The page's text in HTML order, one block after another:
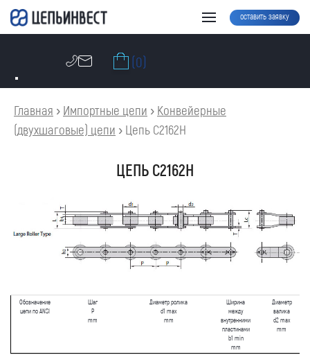
оставить заявку
(0)
Главная › Импортные цепи › Конвейерные
(двухшаговые) цепи › Цепь C2162H
ЦЕПЬ C2162H
Обозначение
цепи по ANSI
Шаг
P
mm
Диаметр ролика
d1 max
mm
Ширина
между
внутренними
пластинами
b1 min
mm
Диаметр
валика
d2 max
mm